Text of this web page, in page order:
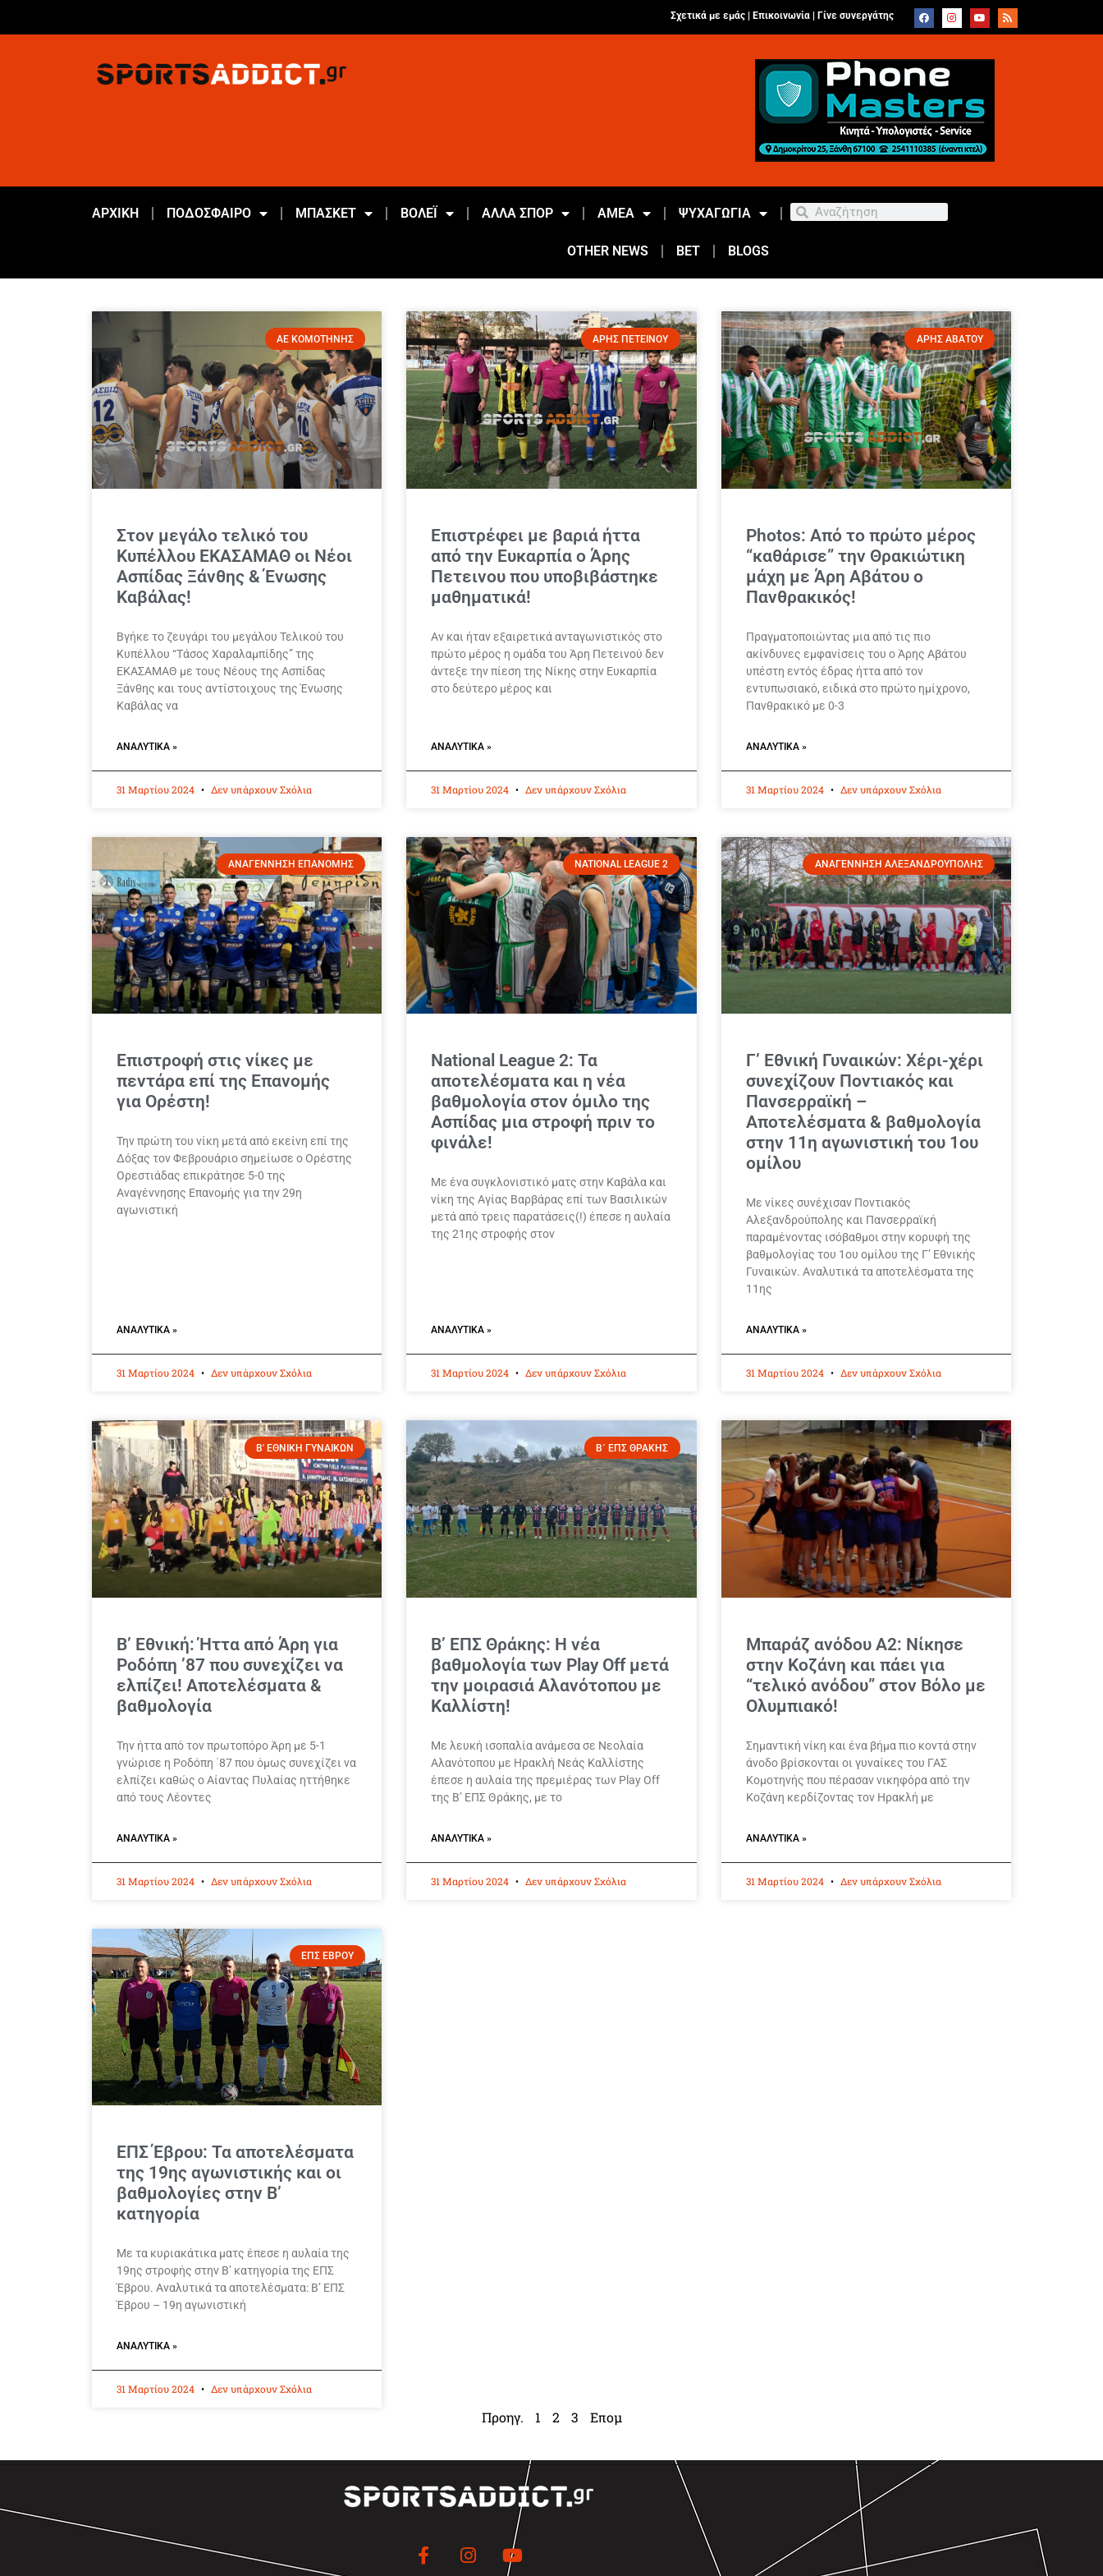
Σχετικά με εμάς | Επικοινωνία Γίνε συνεργάτης
ΑΡΧΙΚΗ ΠΟΔΟΣΦΑΙΡΟ ΜΠΑΣΚΕΤ ΒΟΛΕΪ ΑΛΛΑ ΣΠΟΡ ΑΜΕΑ ΨΥΧΑΓΩΓΙΑ
OTHER NEWS BET BLOGS
ΑΕ ΚΟΜΟΤΗΝΗΣ
Στον μεγάλο τελικό του
Κυπέλλου ΕΚΑΣΑΜΑΘ οι Νέοι
Ασπίδας Ξάνθης & Ένωσης
Καβάλας!
Βγήκε το ζευγάρι του μεγάλου Τελικού του
Κυπέλλου “Τάσος Χαραλαμπίδης” της
ΕΚΑΣΑΜΑΘ με τους Νέους της Ασπίδας
Ξάνθης και τους αντίστοιχους της Ένωσης
Καβάλας να
ΑΝΑΛΥΤΙΚΆ »
31 Μαρτίου 2024 Δεν υπάρχουν Σχόλια
ΑΡΗΣ ΠΕΤΕΙΝΟΥ
Επιστρέφει με βαριά ήττα
από την Ευκαρπία ο Άρης
Πετεινου που υποβιβάστηκε
μαθηματικά!
Αν και ήταν εξαιρετικά ανταγωνιστικός στο
πρώτο μέρος η ομάδα του Άρη Πετεινού δεν
άντεξε την πίεση της Νίκης στην Ευκαρπία
στο δεύτερο μέρος και
ΑΝΑΛΥΤΙΚΆ »
31 Μαρτίου 2024 Δεν υπάρχουν Σχόλια
ΑΡΗΣ ΑΒΑΤΟΥ
Photos: Από το πρώτο μέρος
“καθάρισε” την Θρακιώτικη
μάχη με Άρη Αβάτου ο
Πανθρακικός!
Πραγματοποιώντας μια από τις πιο
ακίνδυνες εμφανίσεις του ο Άρης Αβάτου
υπέστη εντός έδρας ήττα από τον
εντυπωσιακό, ειδικά στο πρώτο ημίχρονο,
Πανθρακικό με 0-3
ΑΝΑΛΥΤΙΚΆ »
31 Μαρτίου 2024 Δεν υπάρχουν Σχόλια
ΑΝΑΓΕΝΝΗΣΗ ΕΠΑΝΟΜΗΣ
Επιστροφή στις νίκες με
πεντάρα επί της Επανομής
για Ορέστη!
Την πρώτη του νίκη μετά από εκείνη επί της
Δόξας τον Φεβρουάριο σημείωσε ο Ορέστης
Ορεστιάδας επικράτησε 5-0 της
Αναγέννησης Επανομής για την 29η
αγωνιστική
ΑΝΑΛΥΤΙΚΆ »
31 Μαρτίου 2024 Δεν υπάρχουν Σχόλια
NATIONAL LEAGUE 2
National League 2: Τα
αποτελέσματα και η νέα
βαθμολογία στον όμιλο της
Ασπίδας μια στροφή πριν το
φινάλε!
Με ένα συγκλονιστικό ματς στην Καβάλα και
νίκη της Αγίας Βαρβάρας επί των Βασιλικών
μετά από τρεις παρατάσεις(!) έπεσε η αυλαία
της 21ης στροφής στον
ΑΝΑΛΥΤΙΚΆ »
31 Μαρτίου 2024 Δεν υπάρχουν Σχόλια
ΑΝΑΓΕΝΝΗΣΗ ΑΛΕΞΑΝΔΡΟΥΠΟΛΗΣ
Γ’ Εθνική Γυναικών: Χέρι-χέρι
συνεχίζουν Ποντιακός και
Πανσερραϊκή –
Αποτελέσματα & βαθμολογία
στην 11η αγωνιστική του 1ου
ομίλου
Με νίκες συνέχισαν Ποντιακός
Αλεξανδρούπολης και Πανσερραϊκή
παραμένοντας ισόβαθμοι στην κορυφή της
βαθμολογίας του 1ου ομίλου της Γ’ Εθνικής
Γυναικών. Αναλυτικά τα αποτελέσματα της
11ης
ΑΝΑΛΥΤΙΚΆ »
31 Μαρτίου 2024 Δεν υπάρχουν Σχόλια
Β' ΕΘΝΙΚΗ ΓΥΝΑΙΚΩΝ
Β’ Εθνική: Ήττα από Άρη για
Ροδόπη ’87 που συνεχίζει να
ελπίζει! Αποτελέσματα &
βαθμολογία
Την ήττα από τον πρωτοπόρο Άρη με 5-1
γνώρισε η Ροδόπη ΄87 που όμως συνεχίζει να
ελπίζει καθώς ο Αίαντας Πυλαίας ηττήθηκε
από τους Λέοντες
ΑΝΑΛΥΤΙΚΆ »
31 Μαρτίου 2024 Δεν υπάρχουν Σχόλια
Β΄ ΕΠΣ ΘΡΑΚΗΣ
Β’ ΕΠΣ Θράκης: Η νέα
βαθμολογία των Play Off μετά
την μοιρασιά Αλανότοπου με
Καλλίστη!
Με λευκή ισοπαλία ανάμεσα σε Νεολαία
Αλανότοπου με Ηρακλή Νεάς Καλλίστης
έπεσε η αυλαία της πρεμιέρας των Play Off
της Β’ ΕΠΣ Θράκης, με το
ΑΝΑΛΥΤΙΚΆ »
31 Μαρτίου 2024 Δεν υπάρχουν Σχόλια
Μπαράζ ανόδου Α2: Νίκησε
στην Κοζάνη και πάει για
“τελικό ανόδου” στον Βόλο με
Ολυμπιακό!
Σημαντική νίκη και ένα βήμα πιο κοντά στην
άνοδο βρίσκονται οι γυναίκες του ΓΑΣ
Κομοτηνής που πέρασαν νικηφόρα από την
Κοζάνη κερδίζοντας τον Ηρακλή με
ΑΝΑΛΥΤΙΚΆ »
31 Μαρτίου 2024 Δεν υπάρχουν Σχόλια
ΕΠΣ ΕΒΡΟΥ
ΕΠΣ Έβρου: Τα αποτελέσματα
της 19ης αγωνιστικής και οι
βαθμολογίες στην Β’
κατηγορία
Με τα κυριακάτικα ματς έπεσε η αυλαία της
19ης στροφής στην Β’ κατηγορία της ΕΠΣ
Έβρου. Αναλυτικά τα αποτελέσματα: Β’ ΕΠΣ
Έβρου – 19η αγωνιστική
ΑΝΑΛΥΤΙΚΆ »
31 Μαρτίου 2024 Δεν υπάρχουν Σχόλια
Προηγ. 1 2 3 Επομ